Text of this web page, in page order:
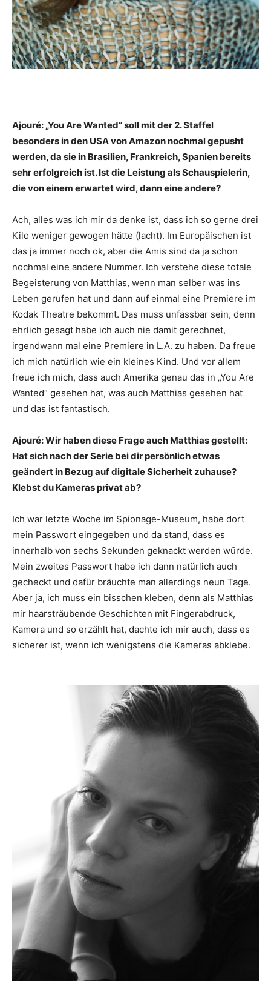
Ajouré: „You Are Wanted“ soll mit der 2. Staffel
besonders in den USA von Amazon nochmal gepusht
werden, da sie in Brasilien, Frankreich, Spanien bereits
sehr erfolgreich ist. Ist die Leistung als Schauspielerin,
die von einem erwartet wird, dann eine andere?
Ach, alles was ich mir da denke ist, dass ich so gerne drei
Kilo weniger gewogen hätte (lacht). Im Europäischen ist
das ja immer noch ok, aber die Amis sind da ja schon
nochmal eine andere Nummer. Ich verstehe diese totale
Begeisterung von Matthias, wenn man selber was ins
Leben gerufen hat und dann auf einmal eine Premiere im
Kodak Theatre bekommt. Das muss unfassbar sein, denn
ehrlich gesagt habe ich auch nie damit gerechnet,
irgendwann mal eine Premiere in L.A. zu haben. Da freue
ich mich natürlich wie ein kleines Kind. Und vor allem
freue ich mich, dass auch Amerika genau das in „You Are
Wanted“ gesehen hat, was auch Matthias gesehen hat
und das ist fantastisch.
Ajouré: Wir haben diese Frage auch Matthias gestellt:
Hat sich nach der Serie bei dir persönlich etwas
geändert in Bezug auf digitale Sicherheit zuhause?
Klebst du Kameras privat ab?
Ich war letzte Woche im Spionage-Museum, habe dort
mein Passwort eingegeben und da stand, dass es
innerhalb von sechs Sekunden geknackt werden würde.
Mein zweites Passwort habe ich dann natürlich auch
gecheckt und dafür bräuchte man allerdings neun Tage.
Aber ja, ich muss ein bisschen kleben, denn als Matthias
mir haarsträubende Geschichten mit Fingerabdruck,
Kamera und so erzählt hat, dachte ich mir auch, dass es
sicherer ist, wenn ich wenigstens die Kameras abklebe.